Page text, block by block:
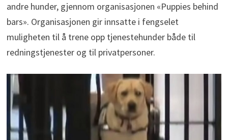
andre hunder, gjennom organisasjonen «Puppies behind
bars». Organisasjonen gir innsatte i fengselet
muligheten til å trene opp tjenestehunder både til
redningstjenester og til privatpersoner.